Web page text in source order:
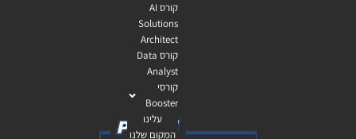
קורס AI
Solutions
Architect
קורס Data
Analyst
קורסי
Booster
עלינו
המקום שלנו